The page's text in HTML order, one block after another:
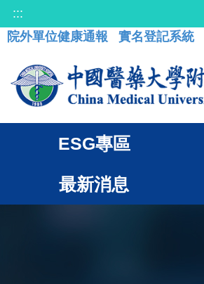
:::
院外單位健康通報
實名登記系統
ESG專區
最新消息